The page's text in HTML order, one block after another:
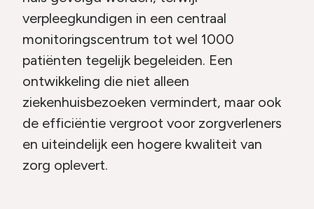
verpleegkundigen in een centraal
monitoringscentrum tot wel 1000
patiënten tegelijk begeleiden. Een
ontwikkeling die niet alleen
ziekenhuisbezoeken vermindert, maar ook
de efficiëntie vergroot voor zorgverleners
en uiteindelijk een hogere kwaliteit van
zorg oplevert.